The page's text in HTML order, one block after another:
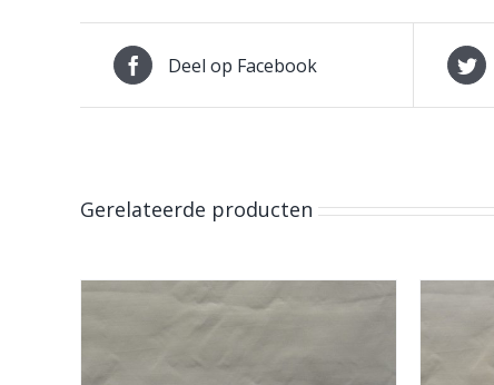
Deel op Facebook
Gerelateerde producten